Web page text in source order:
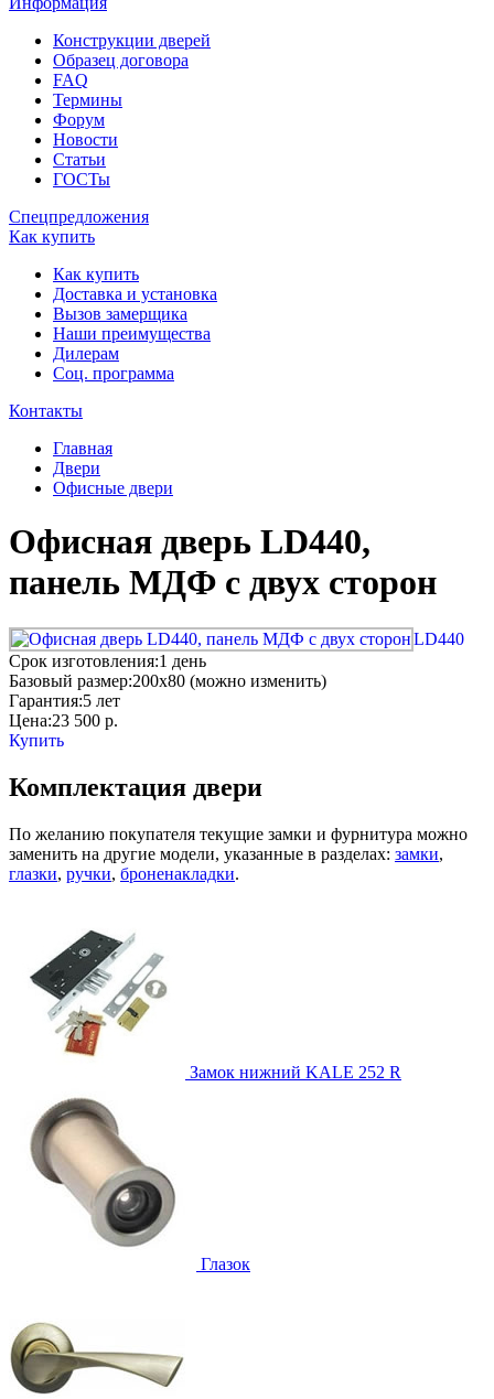
Конструкции дверей
Образец договора
FAQ
Термины
Форум
Новости
Статьи
ГОСТы
Спецпредложения
Как купить
Как купить
Доставка и установка
Вызов замерщика
Наши преимущества
Дилерам
Соц. программа
Контакты
Главная
Двери
Офисные двери
Офисная дверь LD440,
панель МДФ с двух сторон
LD440
Срок изготовления:1 день
Базовый размер:200x80 (можно изменить)
Гарантия:5 лет
Цена:23 500 р.
Купить
Комплектация двери
По желанию покупателя текущие замки и фурнитура можно
заменить на другие модели, указанные в разделах: замки,
глазки, ручки, броненакладки.
Замок нижний KALE 252 R
Глазок